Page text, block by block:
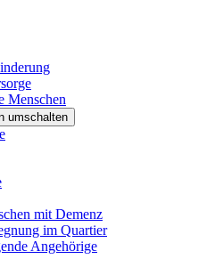
Menschen
umschalten
mit Demenz
im Quartier
Angehörige